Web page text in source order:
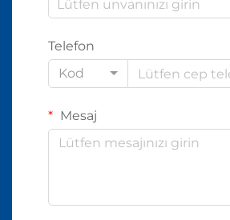
Telefon
Kod
Mesaj